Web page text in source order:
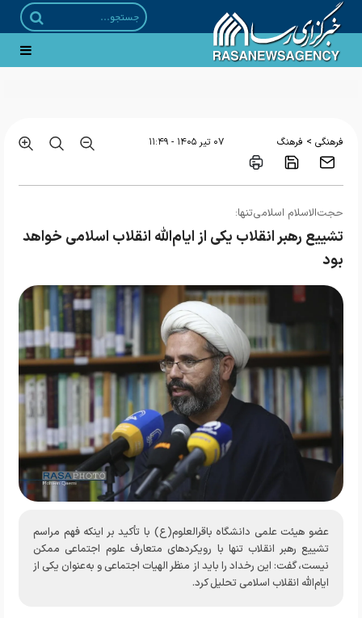
فرهنگی > فرهنگ ۰۷ تير ۱۴۰۵ - ۱۱:۴۹
حجت‌الاسلام اسلامی‌تنها:
تشییع رهبر انقلاب یکی از ایام‌الله انقلاب اسلامی خواهد
بود
عضو هیئت علمی دانشگاه باقرالعلوم(ع) با تأکید بر اینکه فهم مراسم
تشییع رهبر انقلاب تنها با رویکردهای متعارف علوم اجتماعی ممکن
نیست، گفت: این رخداد را باید از منظر الهیات اجتماعی و به‌عنوان یکی از
ایام‌الله انقلاب اسلامی تحلیل کرد.